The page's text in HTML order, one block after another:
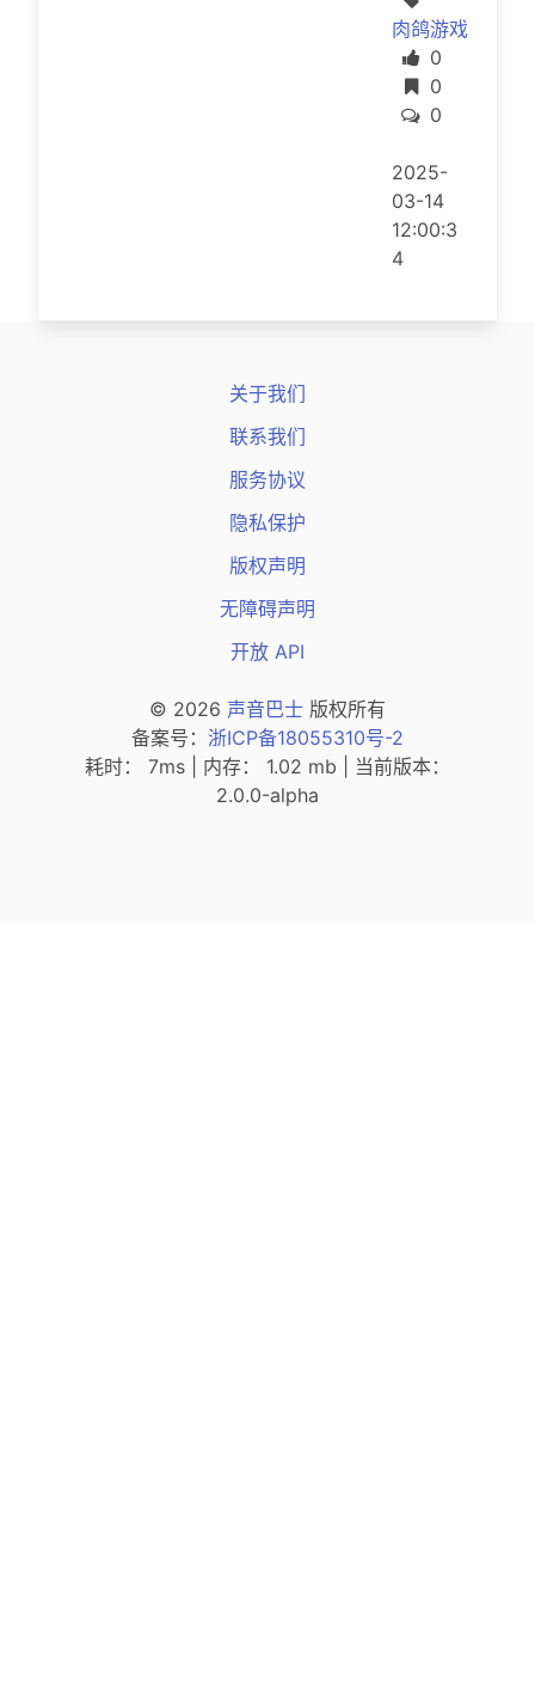
肉鸽游戏
点赞
0
收藏
0
评论
0
2025-
03-14
12:00:3
4
关于我们
联系我们
服务协议
隐私保护
版权声明
无障碍声明
开放 API
© 2026 声音巴士 版权所有
备案号： 浙ICP备18055310号-2
耗时： 7ms | 内存： 1.02 mb | 当前版本：
2.0.0-alpha